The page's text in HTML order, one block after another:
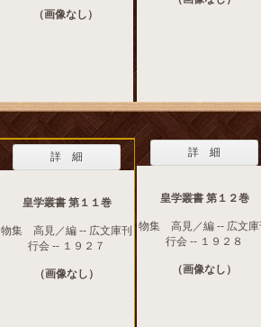
（画像なし）
詳 細
皇学叢書 第１１巻
物集 高見／編 -- 広文庫刊
行会 -- １９２７
（画像なし）
詳 細
皇学叢書 第１２巻
物集 高見／編 -- 広文庫
行会 -- １９２８
（画像なし）